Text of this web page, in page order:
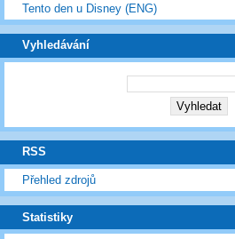
Tento den u Disney (ENG)
Vyhledávání
RSS
Přehled zdrojů
Statistiky